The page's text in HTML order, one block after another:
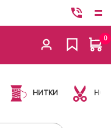
0
НИТКИ